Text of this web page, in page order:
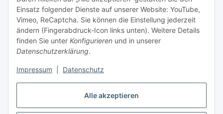
Alle akzeptieren
Einsatz folgender Dienste auf unserer Website: YouTube,
Vimeo, ReCaptcha. Sie können die Einstellung jederzeit
ändern (Fingerabdruck-Icon links unten). Weitere Details
finden Sie unter Konfigurieren und in unserer
Datenschutzerklärung.
Impressum Datenschutz
Paketdienst und Spedition
Regionaler Lieferservice im Umkreis von ca. 60 Km
Sicherheit